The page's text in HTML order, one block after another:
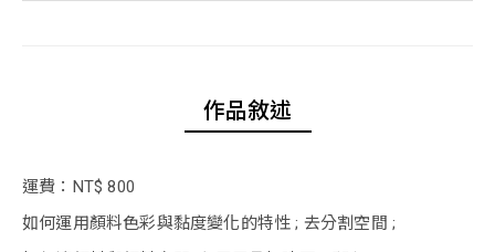
作品敘述
運費：NT$ 800
如何運用顏料色彩與黏度變化的特性 ; 去分割空間 ;